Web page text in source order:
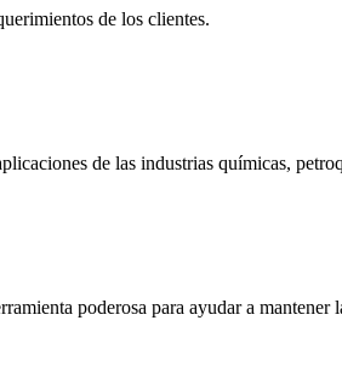
de los clientes.
de las industrias químicas,
poderosa para ayudar a